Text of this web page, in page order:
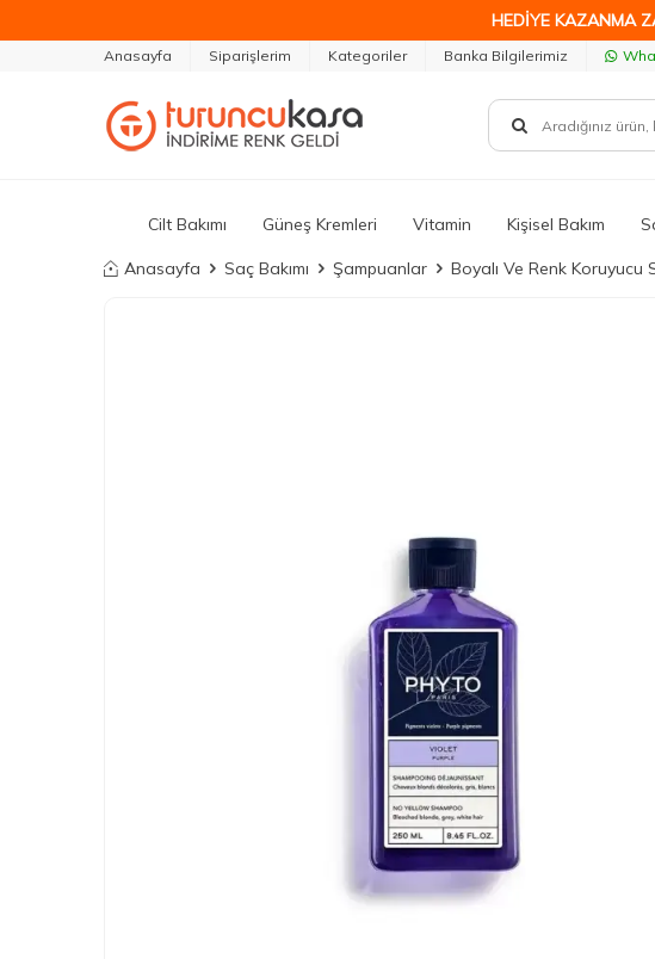
HEDİYE KAZANMA
Anasayfa Siparişlerim Kategoriler Banka Bilgilerimiz
Cilt Bakımı Güneş Kremleri Vitamin Kişisel Bakım
Anasayfa Saç Bakımı Şampuanlar Boyalı Ve Renk Koruyucu